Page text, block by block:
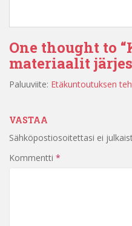
One thought to
materiaalit
Paluuviite: Etäkuntoutuksen
VASTAA
Sähköpostiosoitettasi ei
Kommentti *